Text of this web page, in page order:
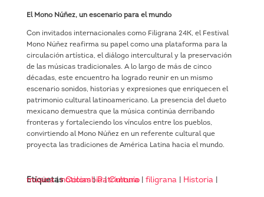
El Mono Núñez, un escenario para el mundo
Con invitados internacionales como Filigrana 24K, el Festival
Mono Núñez reafirma su papel como una plataforma para la
circulación artística, el diálogo intercultural y la preservación
de las músicas tradicionales. A lo largo de más de cinco
décadas, este encuentro ha logrado reunir en un mismo
escenario sonidos, historias y expresiones que enriquecen el
patrimonio cultural latinoamericano. La presencia del dueto
mexicano demuestra que la música continúa derribando
fronteras y fortaleciendo los vínculos entre los pueblos,
convirtiendo al Mono Núñez en un referente cultural que
proyecta las tradiciones de América Latina hacia el mundo.
EtiquetasColombia|Cultura| filigrana| Historia|
música|noticias|Patrimonio